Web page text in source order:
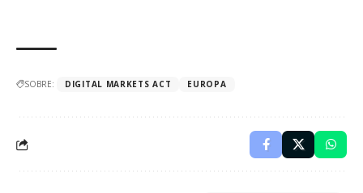
SOBRE: DIGITAL MARKETS ACT EUROPA